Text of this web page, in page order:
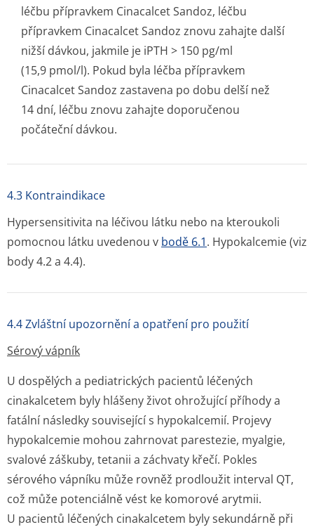
léčbu přípravkem Cinacalcet Sandoz, léčbu
přípravkem Cinacalcet Sandoz znovu zahajte další
nižší dávkou, jakmile je iPTH > 150 pg/ml
(15,9 pmol/l). Pokud byla léčba přípravkem
Cinacalcet Sandoz zastavena po dobu delší než
14 dní, léčbu znovu zahajte doporučenou
počáteční dávkou.
4.3 Kontraindikace
Hypersensitivita na léčivou látku nebo na kteroukoli
pomocnou látku uvedenou v bodě 6.1. Hypokalcemie (viz
body 4.2 a 4.4).
4.4 Zvláštní upozornění a opatření pro použití
Sérový vápník
U dospělých a pediatrických pacientů léčených
cinakalcetem byly hlášeny život ohrožující příhody a
fatální následky související s hypokalcemií. Projevy
hypokalcemie mohou zahrnovat parestezie, myalgie,
svalové záškuby, tetanii a záchvaty křečí. Pokles
sérového vápníku může rovněž prodloužit interval QT,
což může potenciálně vést ke komorové arytmii.
U pacientů léčených cinakalcetem byly sekundárně při